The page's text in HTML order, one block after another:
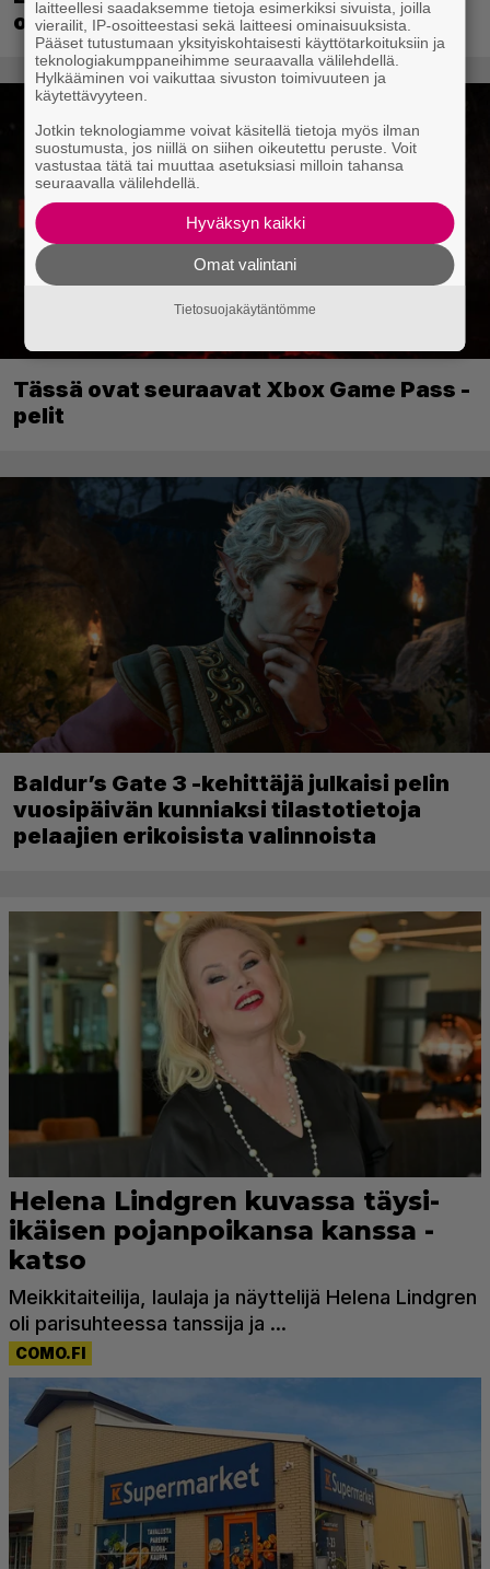
odotetaan massairtisanomisia
Tässä ovat seuraavat Xbox Game Pass -
pelit
Baldur’s Gate 3 -kehittäjä julkaisi pelin
vuosipäivän kunniaksi tilastotietoja
pelaajien erikoisista valinnoista
laitteellesi saadaksemme tietoja esimerkiksi sivuista, joilla
vierailit, IP-osoitteestasi sekä laitteesi ominaisuuksista.
Pääset tutustumaan yksityiskohtaisesti käyttötarkoituksiin ja
teknologiakumppaneihimme seuraavalla välilehdellä.
Hylkääminen voi vaikuttaa sivuston toimivuuteen ja
käytettävyyteen.
Jotkin teknologiamme voivat käsitellä tietoja myös ilman
suostumusta, jos niillä on siihen oikeutettu peruste. Voit
vastustaa tätä tai muuttaa asetuksiasi milloin tahansa
seuraavalla välilehdellä.
Hyväksyn kaikki
Omat valintani
Tietosuojakäytäntömme